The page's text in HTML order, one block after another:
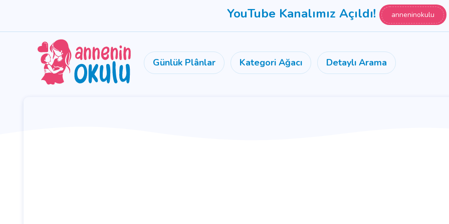
YouTube Kanalımız Açıldı! anneninokulu
Günlük Plânlar Kategori Ağacı Detaylı Arama